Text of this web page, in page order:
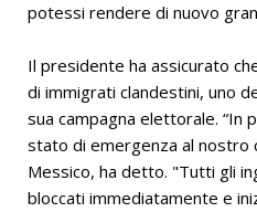
potessi rendere di nuovo
Il presidente ha assicurato
di immigrati clandestini, uno
sua campagna elettorale. “In
stato di emergenza al nostro
Messico, ha detto. "Tutti gli
bloccati immediatamente e